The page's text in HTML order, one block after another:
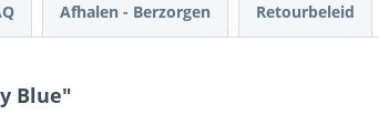
Afhalen - Berzorgen Retourbeleid
Blue"